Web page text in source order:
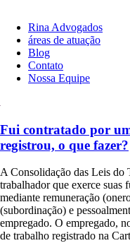
Rina Advogados
áreas de atuação
Blog
Contato
Nossa Equipe
Fui contratado por
registrou, o que fazer?
A Consolidação das Leis do
trabalhador que exerce suas
mediante remuneração
(subordinação) e
empregado. O empregado,
de trabalho registrado na